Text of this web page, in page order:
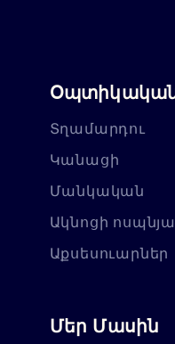
Օպտիկական
Տղամարդու
Կանացի
Մանկական
Ակնոցի
Աքսեսուարներ
Մեր Մասին